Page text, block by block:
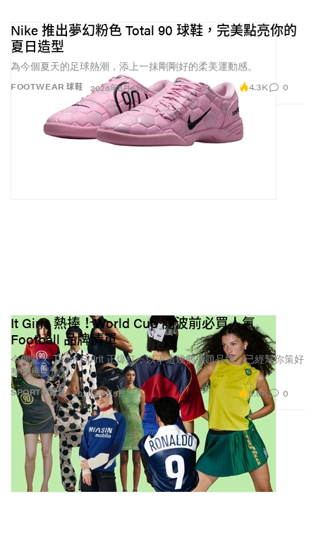
FOOTWEAR 球鞋
Nike 推出夢幻粉色 Total 90 球鞋，完美點亮你的
夏日造型
為今個夏天的足球熱潮，添上一抹剛剛好的柔美運動感。
2026年6月6日 4.3K 0
SPORTS 體育
It Girls 熱捧！World Cup 開波前必買人氣
Football 品牌清單
今個夏天 Team Spirit 正爆紅，以下這幾個話題品牌，已經幫你策好
整套應援造型。
2026年6月5日 5.6K 0